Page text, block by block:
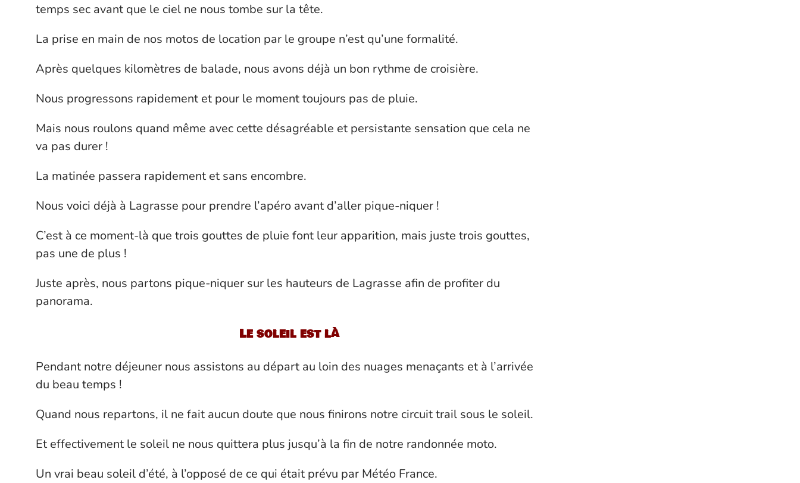
temps sec avant que le ciel ne nous tombe sur la tête.
La prise en main de nos motos de location par le groupe n’est qu’une formalité.
Après quelques kilomètres de balade, nous avons déjà un bon rythme de croisière.
Nous progressons rapidement et pour le moment toujours pas de pluie.
Mais nous roulons quand même avec cette désagréable et persistante sensation que cela ne
va pas durer !
La matinée passera rapidement et sans encombre.
Nous voici déjà à Lagrasse pour prendre l’apéro avant d’aller pique-niquer !
C’est à ce moment-là que trois gouttes de pluie font leur apparition, mais juste trois gouttes,
pas une de plus !
Juste après, nous partons pique-niquer sur les hauteurs de Lagrasse afin de profiter du
panorama.
Le soleil est là
Pendant notre déjeuner nous assistons au départ au loin des nuages menaçants et à l’arrivée
du beau temps !
Quand nous repartons, il ne fait aucun doute que nous finirons notre circuit trail sous le soleil.
Et effectivement le soleil ne nous quittera plus jusqu’à la fin de notre randonnée moto.
Un vrai beau soleil d’été, à l’opposé de ce qui était prévu par Météo France.